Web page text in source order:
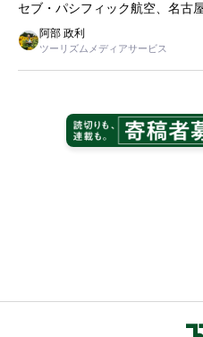
セブ・パシフィック航空、名古
阿部 政利
ツーリズムメディアサービス